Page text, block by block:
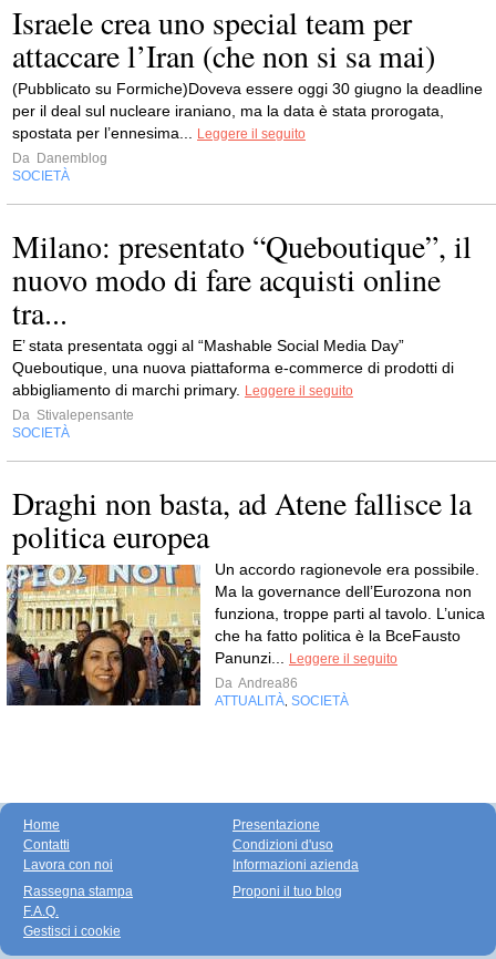
Israele crea uno special team per
attaccare l’Iran (che non si sa mai)
(Pubblicato su Formiche)Doveva essere oggi 30 giugno la deadline
per il deal sul nucleare iraniano, ma la data è stata prorogata,
spostata per l’ennesima... Leggere il seguito
Da Danemblog
SOCIETÀ
Milano: presentato “Queboutique”, il
nuovo modo di fare acquisti online
tra...
E’ stata presentata oggi al “Mashable Social Media Day”
Queboutique, una nuova piattaforma e-commerce di prodotti di
abbigliamento di marchi primary. Leggere il seguito
Da Stivalepensante
SOCIETÀ
Draghi non basta, ad Atene fallisce la
politica europea
Un accordo ragionevole era possibile.
Ma la governance dell’Eurozona non
funziona, troppe parti al tavolo. L’unica
che ha fatto politica è la BceFausto
Panunzi... Leggere il seguito
Da Andrea86
ATTUALITÀ, SOCIETÀ
Home
Contatti
Lavora con noi
Presentazione
Condizioni d'uso
Informazioni azienda
Rassegna stampa
F.A.Q.
Gestisci i cookie
Proponi il tuo blog